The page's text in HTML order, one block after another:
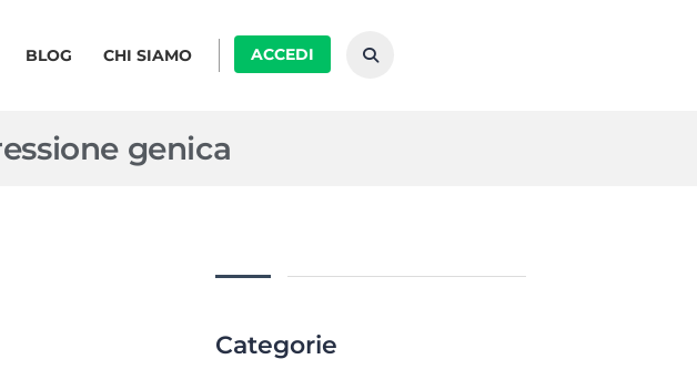
ACCEDI
BLOG CHI SIAMO
genica
Categorie